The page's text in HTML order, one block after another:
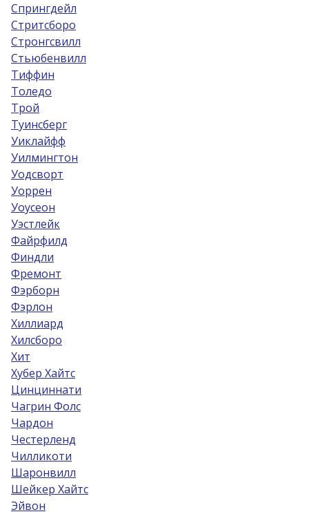
Спрингдейл
Стритсборо
Стронгсвилл
Стьюбенвилл
Тиффин
Толедо
Трой
Туинсберг
Уиклайфф
Уилмингтон
Уодсворт
Уоррен
Уоусеон
Уэстлейк
Файрфилд
Финдли
Фремонт
Фэрборн
Фэрлон
Хиллиард
Хилсборо
Хит
Хубер Хайтс
Цинциннати
Чагрин Фолс
Чардон
Честерленд
Чилликоти
Шаронвилл
Шейкер Хайтс
Эйвон